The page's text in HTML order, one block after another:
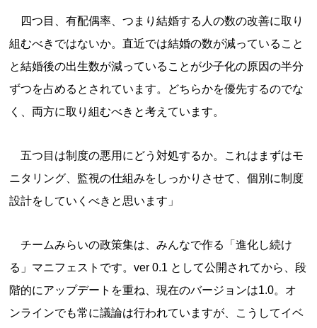
四つ目、有配偶率、つまり結婚する人の数の改善に取り
組むべきではないか。直近では結婚の数が減っていること
と結婚後の出生数が減っていることが少子化の原因の半分
ずつを占めるとされています。どちらかを優先するのでな
く、両方に取り組むべきと考えています。
五つ目は制度の悪用にどう対処するか。これはまずはモ
ニタリング、監視の仕組みをしっかりさせて、個別に制度
設計をしていくべきと思います」
チームみらいの政策集は、みんなで作る「進化し続け
る」マニフェストです。ver 0.1 として公開されてから、段
階的にアップデートを重ね、現在のバージョンは1.0。オ
ンラインでも常に議論は行われていますが、こうしてイベ